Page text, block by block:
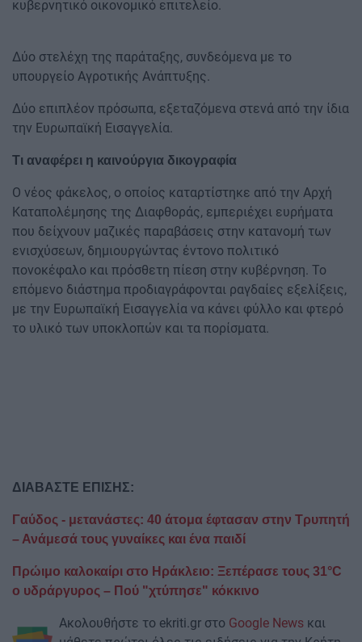
κυβερνητικό οικονομικό επιτελείο.
Δύο στελέχη της παράταξης, συνδεόμενα με το
υπουργείο Αγροτικής Ανάπτυξης.
Δύο επιπλέον πρόσωπα, εξεταζόμενα στενά από την ίδια
την Ευρωπαϊκή Εισαγγελία.
Τι αναφέρει η καινούργια δικογραφία
Ο νέος φάκελος, ο οποίος καταρτίστηκε από την Αρχή
Καταπολέμησης της Διαφθοράς, εμπεριέχει ευρήματα
που δείχνουν μαζικές παραβάσεις στην κατανομή των
ενισχύσεων, δημιουργώντας έντονο πολιτικό
πονοκέφαλο και πρόσθετη πίεση στην κυβέρνηση. Το
επόμενο διάστημα προδιαγράφονται ραγδαίες εξελίξεις,
με την Ευρωπαϊκή Εισαγγελία να κάνει φύλλο και φτερό
το υλικό των υποκλοπών και τα πορίσματα.
ΔΙΑΒΑΣΤΕ ΕΠΙΣΗΣ:
Γαύδος - μετανάστες: 40 άτομα έφτασαν στην Τρυπητή
– Ανάμεσά τους γυναίκες και ένα παιδί
Πρώιμο καλοκαίρι στο Ηράκλειο: Ξεπέρασε τους 31°C
ο υδράργυρος – Πού "χτύπησε" κόκκινο
Ακολουθήστε το ekriti.gr στο Google News και